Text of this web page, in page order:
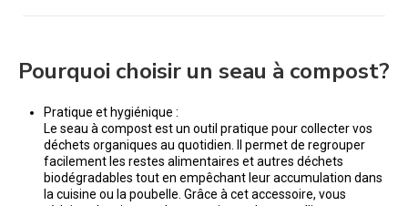
Pourquoi choisir un seau à compost?
Pratique et hygiénique :
Le seau à compost est un outil pratique pour collecter vos
déchets organiques au quotidien. Il permet de regrouper
facilement les restes alimentaires et autres déchets
biodégradables tout en empêchant leur accumulation dans
la cuisine ou la poubelle. Grâce à cet accessoire, vous